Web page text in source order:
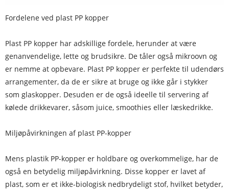
Fordelene ved plast PP kopper
Plast PP kopper har adskillige fordele, herunder at være
genanvendelige, lette og brudsikre. De tåler også mikroovn og
er nemme at opbevare. Plast PP kopper er perfekte til udendørs
arrangementer, da de er sikre at bruge og ikke går i stykker
som glaskopper. Desuden er de også ideelle til servering af
kølede drikkevarer, såsom juice, smoothies eller læskedrikke.
Miljøpåvirkningen af ​​plast PP-kopper
Mens plastik PP-kopper er holdbare og overkommelige, har de
også en betydelig miljøpåvirkning. Disse kopper er lavet af
plast, som er et ikke-biologisk nedbrydeligt stof, hvilket betyder,